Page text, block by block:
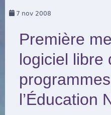
7 nov 2008
Première
logiciel libre
l’Éducation